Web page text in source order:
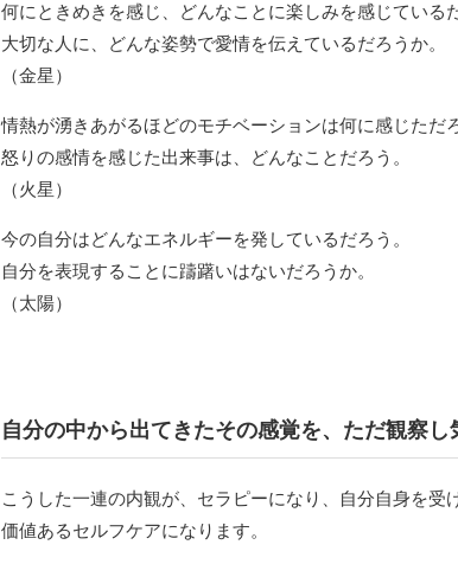
何にときめきを感じ、どんなことに楽しみを感じている
大切な人に、どんな姿勢で愛情を伝えているだろうか。
（金星）
情熱が湧きあがるほどのモチベーションは何に感じただ
怒りの感情を感じた出来事は、どんなことだろう。
（火星）
今の自分はどんなエネルギーを発しているだろう。
自分を表現することに躊躇いはないだろうか。
（太陽）
自分の中から出てきたその感覚を、ただ観察し
こうした一連の内観が、セラピーになり、自分自身を受
価値あるセルフケアになります。